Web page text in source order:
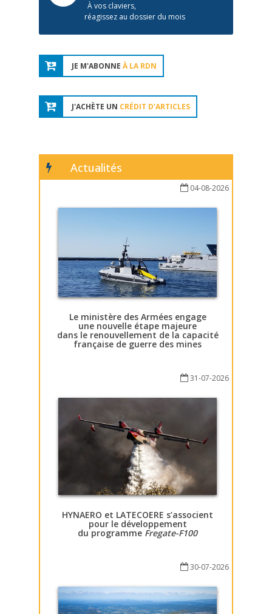
À vos claviers,
réagissez au dossier du mois
JE M'ABONNE À LA RDN
J'ACHÈTE UN CRÉDIT D'ARTICLES
Actualités
04-08-2026
Le ministère des Armées engage
une nouvelle étape majeure
dans le renouvellement de la capacité
française de guerre des mines
31-07-2026
HYNAERO et LATECOERE s’associent
pour le développement
du programme Fregate-F100
30-07-2026